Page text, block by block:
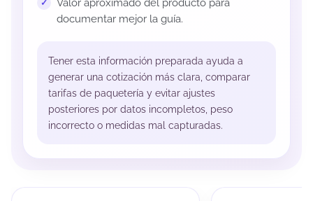
Valor aproximado del producto para
documentar mejor la guía.
Tener esta información preparada ayuda a
generar una cotización más clara, comparar
tarifas de paquetería y evitar ajustes
posteriores por datos incompletos, peso
incorrecto o medidas mal capturadas.